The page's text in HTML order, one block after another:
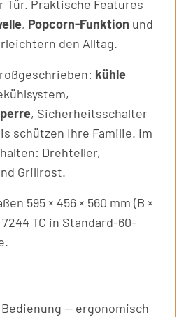
Tür. Praktische Features
, Popcorn-Funktion und
den Alltag.
kühle
, Sicherheitsschalter
schützen Ihre Familie. Im
Drehteller,
Grillrost.
595 × 456 × 560 mm (B ×
7244 TC in Standard-60-
— ergonomisch